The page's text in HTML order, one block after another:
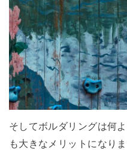
そしてボルダリングは何
も大きなメリットになりま